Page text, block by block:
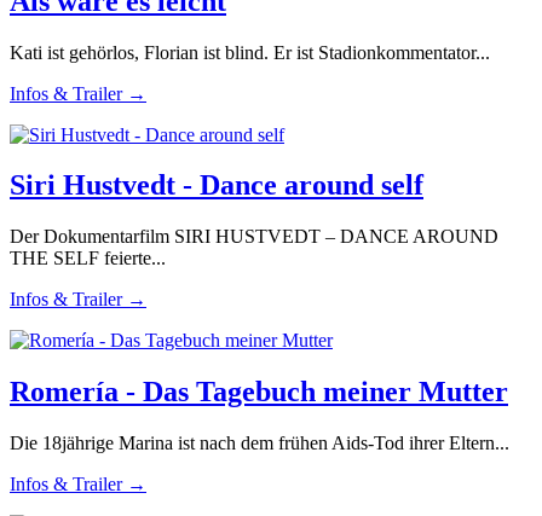
Kati ist gehörlos, Florian ist blind. Er ist Stadionkommentator...
Infos & Trailer →
Siri Hustvedt - Dance around self
Der Dokumentarfilm SIRI HUSTVEDT – DANCE AROUND
THE SELF feierte...
Infos & Trailer →
Romería - Das Tagebuch meiner Mutter
Die 18jährige Marina ist nach dem frühen Aids-Tod ihrer Eltern...
Infos & Trailer →